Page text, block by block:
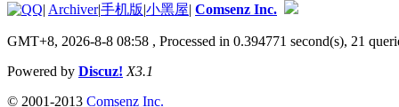
| Archiver|手机版|小黑屋| Comsenz Inc.
GMT+8, 2026-8-8 08:58 , Processed in 0.394771 second(s), 21
Powered by Discuz! X3.1
© 2001-2013 Comsenz Inc.